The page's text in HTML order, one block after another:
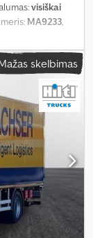
visiškai
MA9233,
svoris:
70
km
, kombinuota
kabina:
skaičius:
vietų skaičius:
plotis:
,
skelbimas